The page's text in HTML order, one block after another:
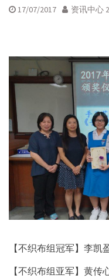
17/07/2017 资讯中心 2
【不织布组冠军】李凯
【不织布组亚军】黄传